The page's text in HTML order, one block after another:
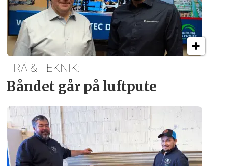
TRÄ & TEKNIK:
Båndet går på luftpute